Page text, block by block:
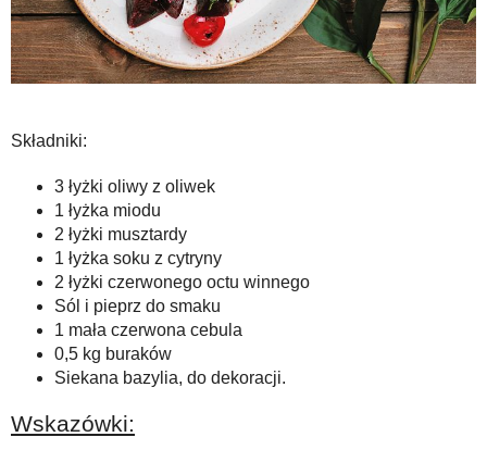
Składniki:
3 łyżki oliwy z oliwek
1 łyżka miodu
2 łyżki musztardy
1 łyżka soku z cytryny
2 łyżki czerwonego octu winnego
Sól i pieprz do smaku
1 mała czerwona cebula
0,5 kg buraków
Siekana bazylia, do dekoracji.
Wskazówki: